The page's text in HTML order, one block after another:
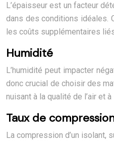
L’épaisseur est un facteur
dans des conditions idéales.
les coûts supplémentaires
Humidité
L’humidité peut impacter
donc crucial de choisir des
nuisant à la qualité de l’air et
Taux de
La compression d’un isolant,